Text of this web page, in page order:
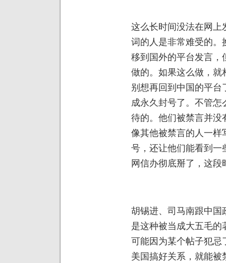
这么长时间没法在网上
词的人是非常难受的。
移到国外的平台发言，
做的。如果这么做，就
别想再回到中国的平
成永久封号了。不管
待的。他们被禁言并没
像其他被禁言的人一样
号，还让他们能看到一
网信办彻底掰了，这
胡锡进、司马南跟中国
是这种被当成大五毛
可能因为某个帖子犯忌
美国搞好关系，就能